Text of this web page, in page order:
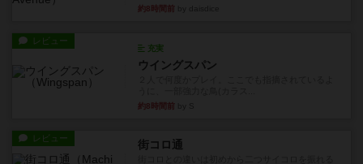
約8時間前
レビュー
充実
ウイングスパン
約8時間前
レビュー 街コロ通